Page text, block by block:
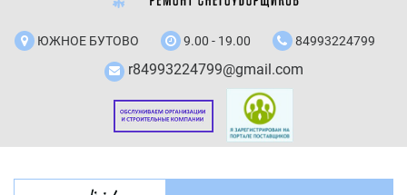
ЮЖНОЕ БУТОВО 9.00 - 19.00 84993224799
r84993224799@gmail.com